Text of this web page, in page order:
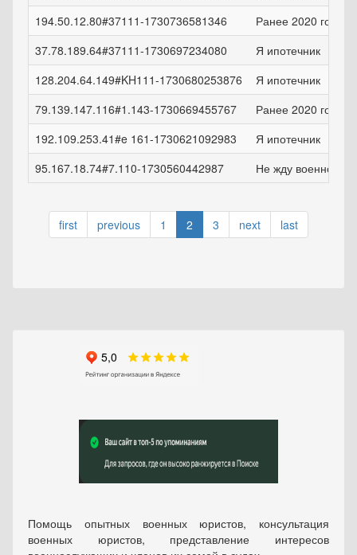
194.50.12.80#37111-1730736581346
Ранее 2020 года
37.78.189.64#37111-1730697234080
Я ипотечник
128.204.64.149#KH111-1730680253876
Я ипотечник
79.139.147.116#1.143-1730669455767
Ранее 2020 года
192.109.253.41#e 161-1730621092983
Я ипотечник
95.167.18.74#7.110-1730560442987
Не жду военное
first previous 1 2 3 next last
Помощь опытных военных юристов, консультация
военных юристов, представление интересов